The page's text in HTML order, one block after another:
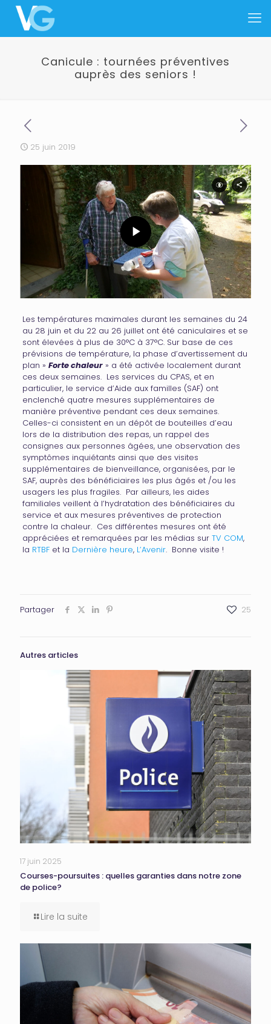
Canicule : tournées préventives
auprès des seniors !
25 juin 2019
Les températures maximales durant les semaines du 24
au 28 juin et du 22 au 26 juillet ont été caniculaires et se
sont élevées à plus de 30°C à 37°C. Sur base de ces
prévisions de température, la phase d’avertissement du
plan » Forte chaleur» a été activée localement durant
ces deux semaines. Les services du CPAS, et en
particulier, le service d’Aide aux familles (SAF) ont
enclenché quatre mesures supplémentaires de
manière préventive pendant ces deux semaines.
Celles-ci consistent en un dépôt de bouteilles d’eau
lors de la distribution des repas, un rappel des
consignes aux personnes âgées, une observation des
symptômes inquiétants ainsi que des visites
supplémentaires de bienveillance, organisées, par le
SAF, auprès des bénéficiaires les plus âgés et /ou les
usagers les plus fragiles. Par ailleurs, les aides
familiales veillent à l’hydratation des bénéficiaires du
service et aux mesures préventives de protection
contre la chaleur. Ces différentes mesures ont été
appréciées et remarquées par les médias sur TV COM,
la RTBFet la Dernière heure, L’Avenir. Bonne visite !
Partager 25
Autres articles
17 juin 2025
Courses-poursuites : quelles garanties dans notre zone
de police?
Lire la suite